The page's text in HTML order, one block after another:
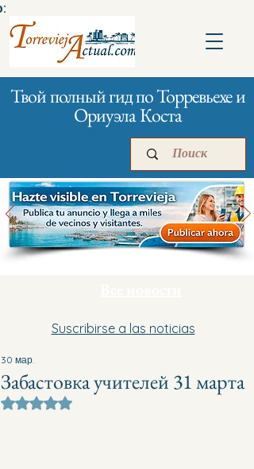
Твой полный гид по Торревьехе и
Ориуэла Коста
Главная Реклама
Suscribirse a las noticias
Забастовка учителей 31 марта
30 мар.
Оценка: не число из 5 звезд.